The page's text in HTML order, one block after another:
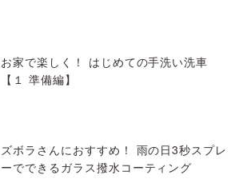
お家で楽しく！ はじめての手洗い洗車
【１ 準備編】
ズボラさんにおすすめ！ 雨の日3秒スプレ
ーでできるガラス撥水コーティング